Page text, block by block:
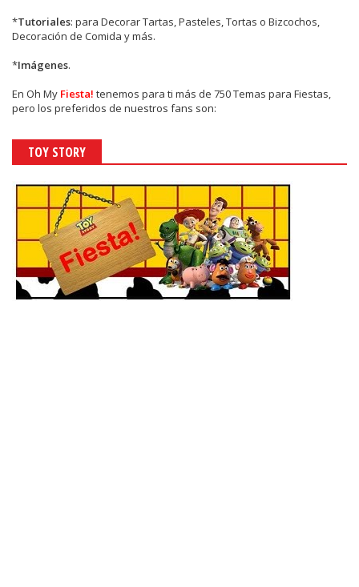
*Tutoriales: para Decorar Tartas, Pasteles, Tortas o Bizcochos,
Decoración de Comida y más.
*Imágenes.
En Oh My Fiesta! tenemos para ti más de 750 Temas para Fiestas,
pero los preferidos de nuestros fans son:
TOY STORY